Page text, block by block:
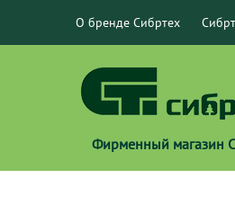
О бренде Сибртех
Фирменный магазин